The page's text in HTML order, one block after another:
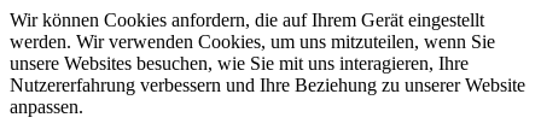
Wir können Cookies anfordern, die auf Ihrem Gerät eingestellt
werden. Wir verwenden Cookies, um uns mitzuteilen, wenn Sie
unsere Websites besuchen, wie Sie mit uns interagieren, Ihre
Nutzererfahrung verbessern und Ihre Beziehung zu unserer Website
anpassen.